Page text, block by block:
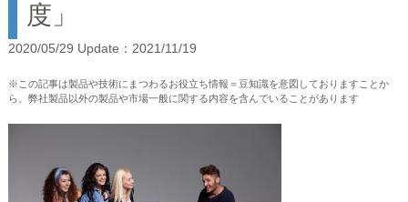
度」
2020/05/29 Update：2021/11/19
※この記事は製品や技術にまつわるお役立ち情報＝豆知識を意図しておりますことか
ら、弊社製品以外の製品や市場一般に関する内容を含んでいることがあります